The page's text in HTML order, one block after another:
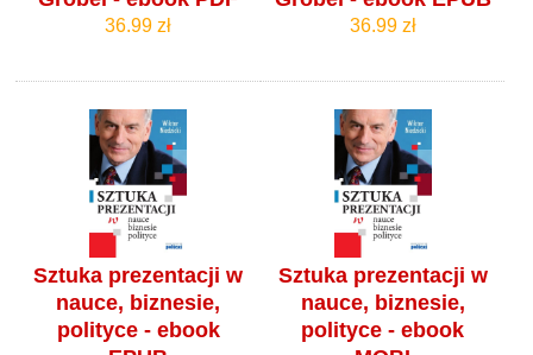
36.99 zł 36.99 zł
Sztuka prezentacji w
nauce, biznesie,
polityce - ebook
Sztuka prezentacji w
nauce, biznesie,
polityce - ebook